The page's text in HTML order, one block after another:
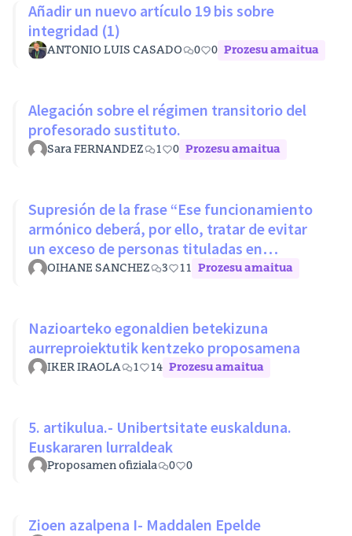
Añadir un nuevo artículo 19 bis sobre
integridad (1)
ANTONIO LUIS CASADO 0 0 Prozesu amaitua
Alegación sobre el régimen transitorio del
profesorado sustituto.
Sara FERNANDEZ 1 0 Prozesu amaitua
Supresión de la frase “Ese funcionamiento
armónico deberá, por ello, tratar de evitar
un exceso de personas tituladas en
disciplinas con mínimos nivel
OIHANE SANCHEZ 3 11 Prozesu amaitua
Nazioarteko egonaldien betekizuna
aurreproiektutik kentzeko proposamena
IKER IRAOLA 1 14 Prozesu amaitua
5. artikulua.- Unibertsitate euskalduna.
Euskararen lurraldeak
Proposamen ofiziala 0 0
Zioen azalpena I- Maddalen Epelde